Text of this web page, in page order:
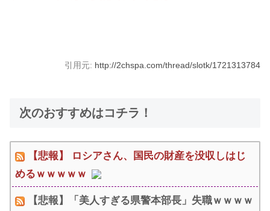
引用元: http://2chspa.com/thread/slotk/1721313784
次のおすすめはコチラ！
【悲報】 ロシアさん、国民の財産を没収しはじ
めるｗｗｗｗｗ
【悲報】「美人すぎる県警本部長」失職ｗｗｗｗ